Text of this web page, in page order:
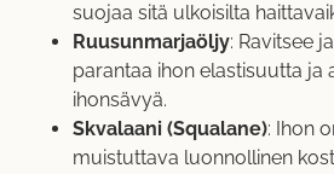
suojaa sitä ulkoisilta
Ruusunmarjaöljy: Ravitsee
parantaa ihon elastisuutta ja
ihonsävyä.
Skvalaani (Squalane): Ihon
muistuttava luonnollinen